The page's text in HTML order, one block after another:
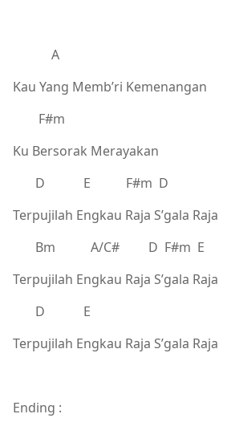
A
Kau Yang Memb’ri Kemenangan
F#m
Ku Bersorak Merayakan
D E F#m D
Terpujilah Engkau Raja S’gala Raja
Bm A/C# D F#m E
Terpujilah Engkau Raja S’gala Raja
D E
Terpujilah Engkau Raja S’gala Raja
Ending :